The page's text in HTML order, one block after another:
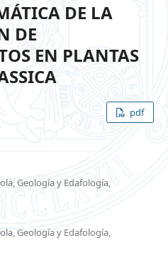
DE LA
DE
EN PLANTAS
pdf
Geología y Edafología,
Geología y Edafología,